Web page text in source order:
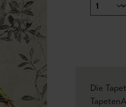
Die